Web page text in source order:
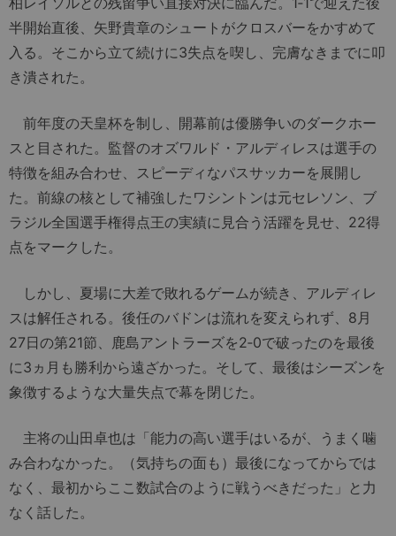
半開始直後、矢野貴章のシュートがクロスバーをかすめて
入る。そこから立て続けに3失点を喫し、完膚なきまでに叩
き潰された。
前年度の天皇杯を制し、開幕前は優勝争いのダークホー
スと目された。監督のオズワルド・アルディレスは選手の
特徴を組み合わせ、スピーディなパスサッカーを展開し
た。前線の核として補強したワシントンは元セレソン、ブ
ラジル全国選手権得点王の実績に見合う活躍を見せ、22得
点をマークした。
しかし、夏場に大差で敗れるゲームが続き、アルディレ
スは解任される。後任のバドンは流れを変えられず、8月
27日の第21節、鹿島アントラーズを2‐0で破ったのを最後
に3ヵ月も勝利から遠ざかった。そして、最後はシーズンを
象徴するような大量失点で幕を閉じた。
主将の山田卓也は「能力の高い選手はいるが、うまく噛
み合わなかった。（気持ちの面も）最後になってからでは
なく、最初からここ数試合のように戦うべきだった」と力
なく話した。